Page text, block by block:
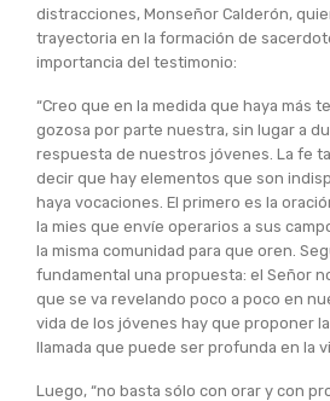
distracciones, Monseñor Calderón,
trayectoria en la formación de
importancia del testimonio:
“Creo que en la medida que haya más
gozosa por parte nuestra, sin lugar a
respuesta de nuestros jóvenes. La fe
decir que hay elementos que son
haya vocaciones. El primero es la
la mies que envíe operarios a sus
la misma comunidad para que oren.
fundamental una propuesta: el Señor
que se va revelando poco a poco en
vida de los jóvenes hay que proponer
llamada que puede ser profunda en la
Luego, “no basta sólo con orar y con